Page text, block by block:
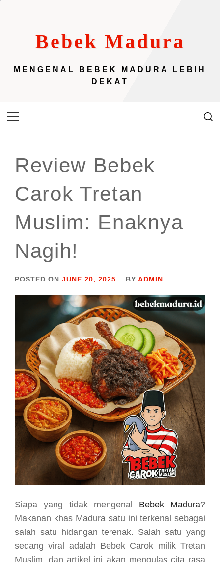
Bebek Madura
MENGENAL BEBEK MADURA LEBIH
DEKAT
Primary
Review Bebek
Carok Tretan
Muslim: Enaknya
Nagih!
POSTED ON JUNE 20, 2025 BY ADMIN
Siapa yang tidak mengenal Bebek Madura?
Makanan khas Madura satu ini terkenal sebagai
salah satu hidangan terenak. Salah satu yang
sedang viral adalah Bebek Carok milik Tretan
Muslim, dan artikel ini akan mengulas cita rasa